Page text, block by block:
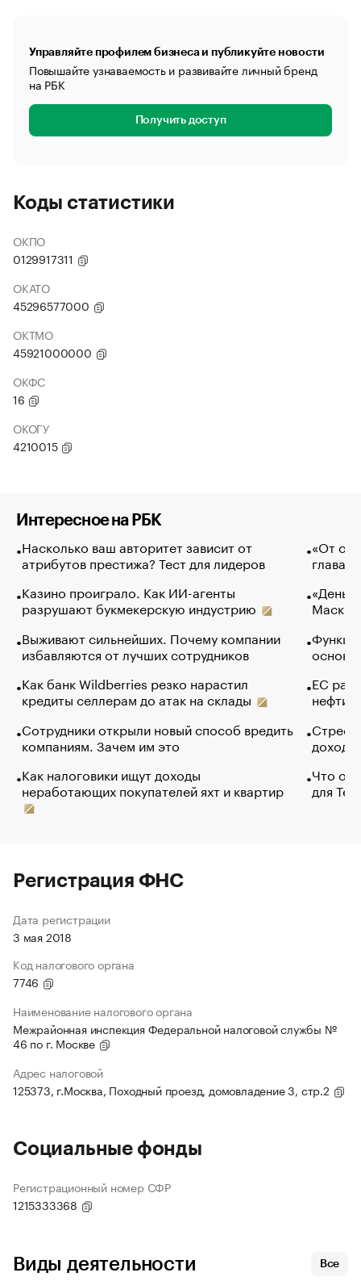
Управляйте профилем бизнеса и публикуйте новости
Повышайте узнаваемость и развивайте личный бренд
на РБК
Получить доступ
Коды статистики
ОКПО
0129917311
ОКАТО
45296577000
ОКТМО
45921000000
ОКФС
16
ОКОГУ
4210015
Интересное на РБК
Насколько ваш авторитет зависит от
атрибутов престижа? Тест для лидеров
Казино проиграло. Как ИИ-агенты
разрушают букмекерскую индустрию
Выживают сильнейших. Почему компании
избавляются от лучших сотрудников
Как банк Wildberries резко нарастил
кредиты селлерам до атак на склады
Сотрудники открыли новый способ вредить
компаниям. Зачем им это
Как налоговики ищут доходы
неработающих покупателей яхт и квартир
«От
глава
Маск в
основ
ЕС
нефти
Что
для
Регистрация ФНС
Дата регистрации
3 мая 2018
Код налогового органа
7746
Наименование налогового органа
Межрайонная инспекция Федеральной налоговой службы №
46 по г. Москве
Адрес налоговой
125373, г.Москва, Походный проезд, домовладение 3, стр.2
Социальные фонды
Регистрационный номер СФР
1215333368
Виды деятельности Все